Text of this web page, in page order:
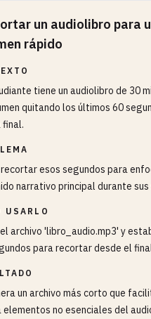
un audiolibro para
rápido
tiene un audiolibro de 30
quitando los últimos 60
final.
esos segundos para
narrativo principal durante
USARLO
archivo 'libro_audio.mp3' y
para recortar desde el
un archivo más corto que
elementos no esenciales del